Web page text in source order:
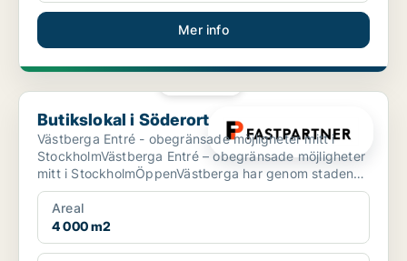
Mer info
Butikslokal i Söderort
Butikslokal i Söderort
Västberga Entré - obegränsade möjligheter mitt i
StockholmVästberga Entré – obegränsade möjligheter
mitt i StockholmÖppenVästberga har genom stadens
expansio...
Areal
4 000 m2